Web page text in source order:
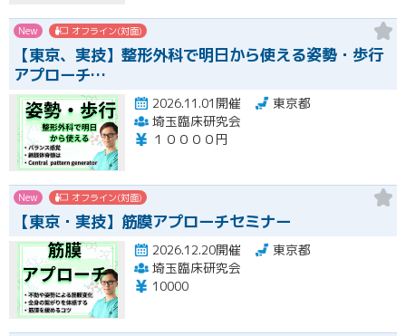
New オフライン(対面)
【東京、実技】整形外科で明日から使える姿勢・歩行
アプローチ…
2026.11.01開催
東京都
埼玉臨床研究会
１００００円
New オフライン(対面)
【東京・実技】筋膜アプローチセミナー
2026.12.20開催
東京都
埼玉臨床研究会
10000